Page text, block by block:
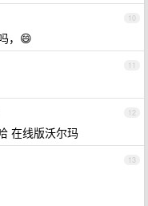
10
，😄
11
12
在线版沃尔玛
13